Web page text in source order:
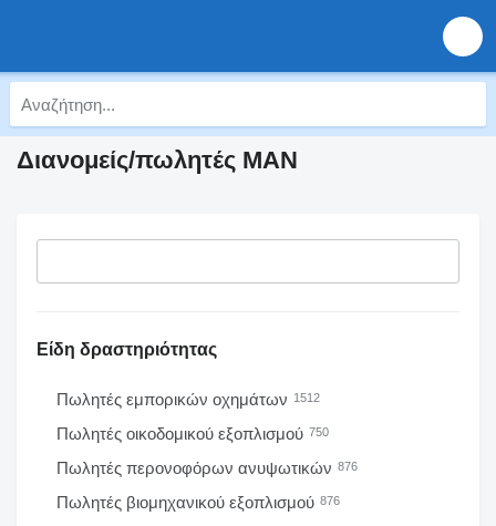
Διανομείς/πωλητές MAN
Είδη δραστηριότητας
Πωλητές εμπορικών οχημάτων 1512
Πωλητές οικοδομικού εξοπλισμού 750
Πωλητές περονοφόρων ανυψωτικών 876
Πωλητές βιομηχανικού εξοπλισμού 876